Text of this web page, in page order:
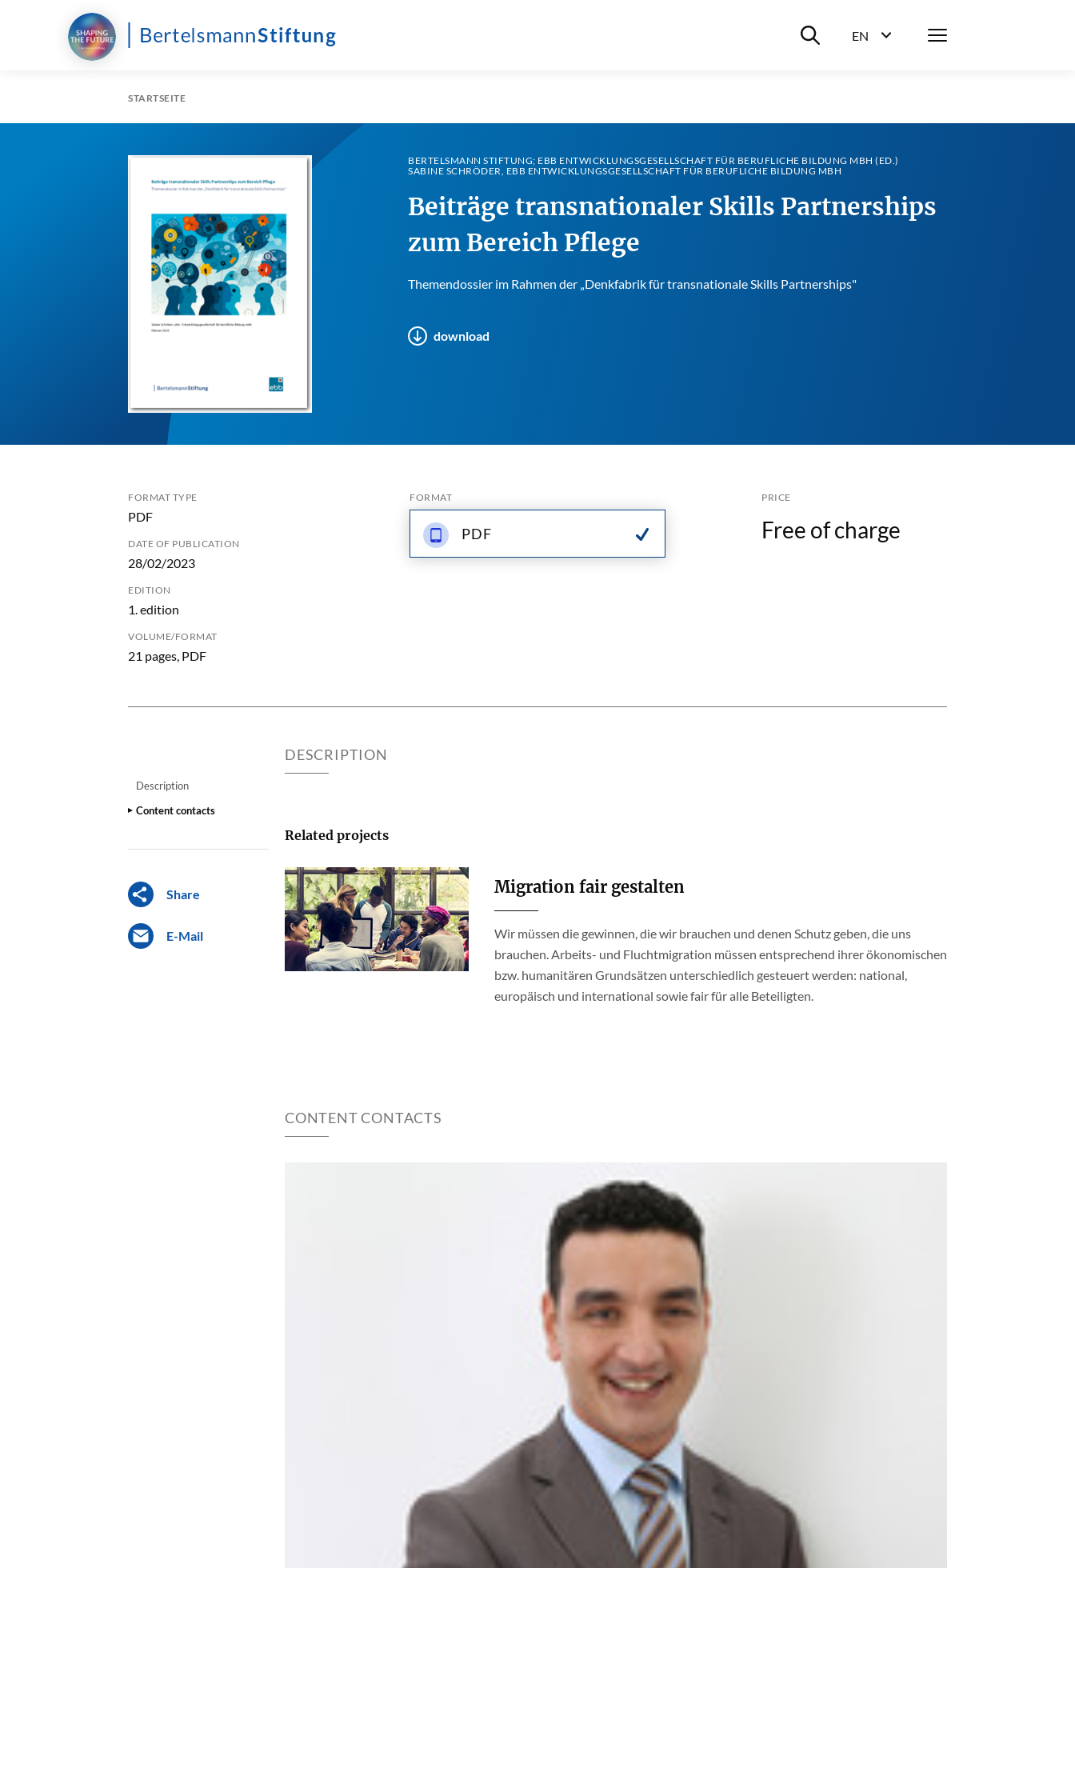
Suche ein-/ausblenden
EN
Menü
STARTSEITE
BERTELSMANN STIFTUNG; EBB ENTWICKLUNGSGESELLSCHAFT FÜR BERUFLICHE BILDUNG MBH (ED.)
SABINE SCHRÖDER, EBB ENTWICKLUNGSGESELLSCHAFT FÜR BERUFLICHE BILDUNG MBH
Beiträge transnationaler Skills Partnerships
zum Bereich Pflege
Themendossier im Rahmen der „Denkfabrik für transnationale Skills Partnerships"
download
FORMAT TYPE
PDF
DATE OF PUBLICATION
28/02/2023
EDITION
1. edition
VOLUME/FORMAT
21 pages, PDF
FORMAT
PDF
PRICE
Free of charge
Description
Content contacts
Share
E-Mail
DESCRIPTION
Related projects
Migration fair gestalten
Wir müssen die gewinnen, die wir brauchen und denen Schutz geben, die uns
brauchen. Arbeits- und Fluchtmigration müssen entsprechend ihrer ökonomischen
bzw. humanitären Grundsätzen unterschiedlich gesteuert werden: national,
europäisch und international sowie fair für alle Beteiligten.
CONTENT CONTACTS